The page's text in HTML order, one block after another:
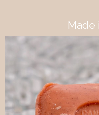
Made